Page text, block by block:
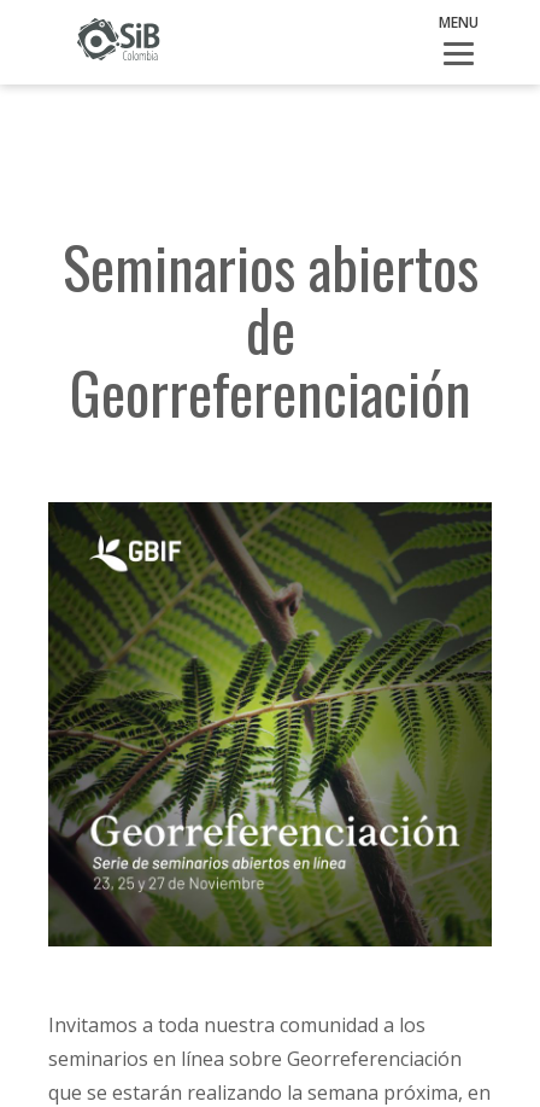
Actualidad Seminarios abiertos de Georreferenciación
Seminarios abiertos
de
Georreferenciación
Invitamos a toda nuestra comunidad a los
seminarios en línea sobre Georreferenciación
que se estarán realizando la semana próxima, en
MENU